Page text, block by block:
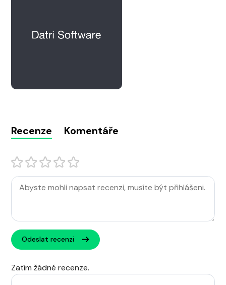
Recenze Komentáře
Odeslat recenzi
Zatím žádné recenze.